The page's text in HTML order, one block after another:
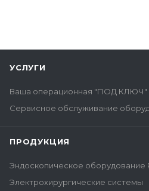
УСЛУГИ
Ваша операционная "ПОД КЛЮЧ"
Сервисное обслуживание
ПРОДУКЦИЯ
Эндоскопическое оборудование
Электрохирургические системы